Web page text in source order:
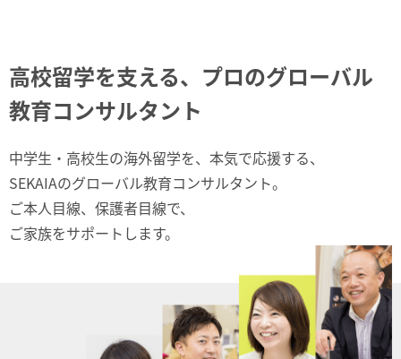
高校留学を支える、プロのグローバル
教育コンサルタント
中学生・高校生の海外留学を、本気で応援する、
SEKAIAのグローバル教育コンサルタント。
ご本人目線、保護者目線で、
ご家族をサポートします。